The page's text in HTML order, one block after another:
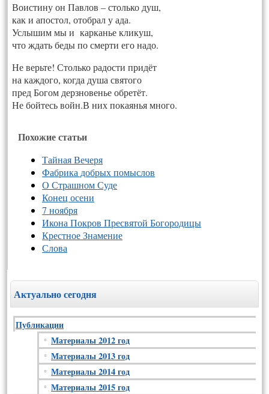
Воистину он Павлов – столько душ,
как и апостол, отобрал у ада.
Услышим мы и карканье кликуш,
что ждать беды по смерти его надо.
Не верьте! Столько радости придёт
на каждого, когда душа святого
пред Богом дерзновенье обретёт.
Не бойтесь войн.В них покаянья много.
Похожие статьи
Тайная Вечеря
Фабрика добрых помыслов
О Страшном Суде
Конец осени
7 ноября
Икона Покров Пресвятой Богородицы
Крестное Знамение
Слова
Актуально сегодня
Публикации
Материалы 2012 год
Материалы 2013 год
Материалы 2014 год
Материалы 2015 год